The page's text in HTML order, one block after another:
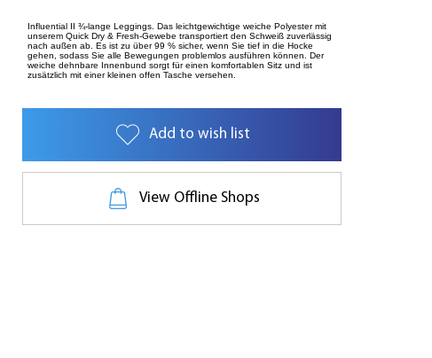
Influential II ¾-lange Leggings. Das leichtgewichtige weiche Polyester mit
unserem Quick Dry & Fresh-Gewebe transportiert den Schweiß zuverlässig
nach außen ab. Es ist zu über 99 % sicher, wenn Sie tief in die Hocke
gehen, sodass Sie alle Bewegungen problemlos ausführen können. Der
weiche dehnbare Innenbund sorgt für einen komfortablen Sitz und ist
zusätzlich mit einer kleinen offen Tasche versehen.
Add to wish list
View Offline Shops